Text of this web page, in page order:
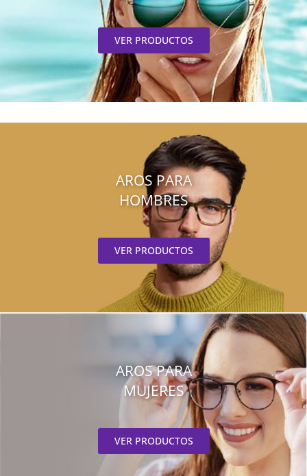
VER PRODUCTOS
AROS PARA
HOMBRES
VER PRODUCTOS
AROS PARA
MUJERES
VER PRODUCTOS